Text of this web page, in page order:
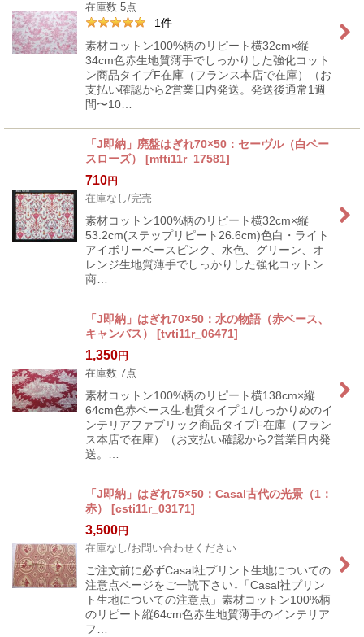
在庫数 5点
1件
素材コットン100%柄のリピート横32cm×縦
34cm色赤生地質薄手でしっかりした強化コット
ン商品タイプF在庫（フランス本店で在庫）（お
支払い確認から2営業日内発送。発送後通常1週
間〜10…
「J即納」廃盤はぎれ70×50：セーヴル（白ベー
スローズ）
[mfti11r_17581]
710円
在庫なし/完売
素材コットン100%柄のリピート横32cm×縦
53.2cm(ステップリピート26.6cm)色白・ライト
アイボリーベースピンク、水色、グリーン、オ
レンジ生地質薄手でしっかりした強化コットン
商…
「J即納」はぎれ70×50：水の物語（赤ベース、
キャンバス）
[tvti11r_06471]
1,350円
在庫数 7点
素材コットン100%柄のリピート横138cm×縦
64cm色赤ベース生地質タイプ１/しっかりめのイ
ンテリアファブリック商品タイプF在庫（フラン
ス本店で在庫）（お支払い確認から2営業日内発
送。…
「J即納」はぎれ75×50：Casal古代の光景（1：
赤）
[csti11r_03171]
3,500円
在庫なし/お問い合わせください
ご注文前に必ずCasal社プリント生地についての
注意点ページをご一読下さい↓「Casal社プリン
ト生地についての注意点」素材コットン100%柄
のリピート縦64cm色赤生地質薄手のインテリア
フ…